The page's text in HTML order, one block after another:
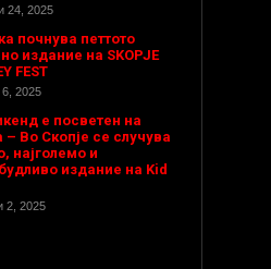
24, 2025
почнува петтото
издание на SKOPJE
FEST
2025
е посветен на
– Во Скопје се случува
најголемо и
издание на Kid
2, 2025